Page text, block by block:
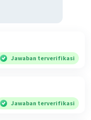
Jawaban terverifikasi
Jawaban terverifikasi